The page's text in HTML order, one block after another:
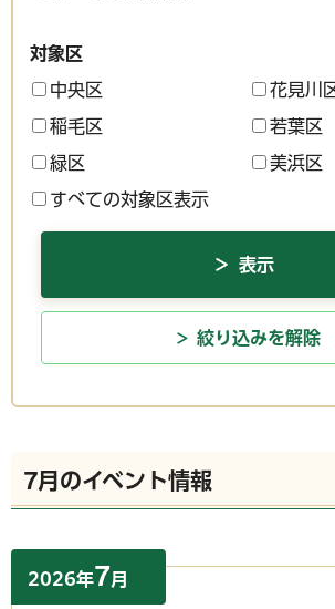
対象区
中央区 花見川
稲毛区 若葉区
緑区 美浜区
すべての対象区表示
絞り込みを解除
7月のイベント情報
2026年7月